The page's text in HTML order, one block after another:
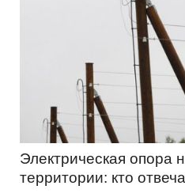
Электрическая опора
территории: кто